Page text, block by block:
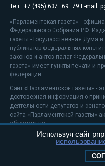
Тел.: +7 (495) 637–69–79 E-mail:
«Парламентская газета» -
Федерального Собрания РФ.
газеты - Государственная Дума
публикатор федеральных
законов и актов палат
газета» имеет пункты печати и
федерации.
Сайт «Парламентской газеты» -
достоверная информация о
деятельности депутатов и
сайта «Парламентской газеты»
обязательна.
На информационном ресурсе
Положение о защите
Используя сайт